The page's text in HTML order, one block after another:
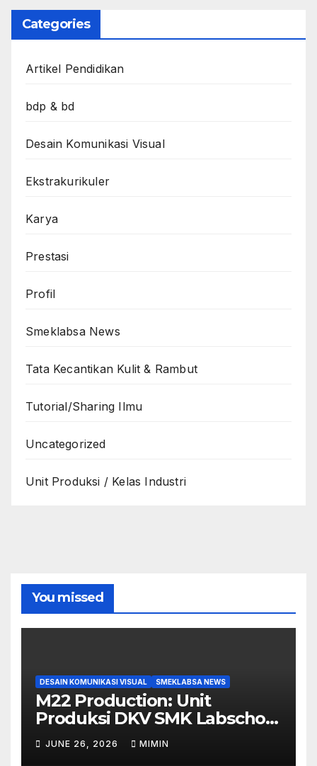
Categories
Artikel Pendidikan
bdp & bd
Desain Komunikasi Visual
Ekstrakurikuler
Karya
Prestasi
Profil
Smeklabsa News
Tata Kecantikan Kulit & Rambut
Tutorial/Sharing Ilmu
Uncategorized
Unit Produksi / Kelas Industri
You missed
DESAIN KOMUNIKASI VISUAL SMEKLABSA NEWS
M22 Production: Unit
Produksi DKV SMK Labschool
Unesa 1 yang Siap Ambil
Peran di Berbagai Event
JUNE 26, 2026 MIMIN